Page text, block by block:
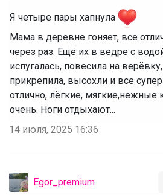
Я четыре пары хапнула
‌Мама в деревне гоняет, все
через раз. Ещё их в ведре с
испугалась, повесила на
прикрепила, высохли и все
отлично, лёгкие, мягкие,нежные
очень. Ноги отдыхают...
14 июля, 2025 16:36
Egor_premium